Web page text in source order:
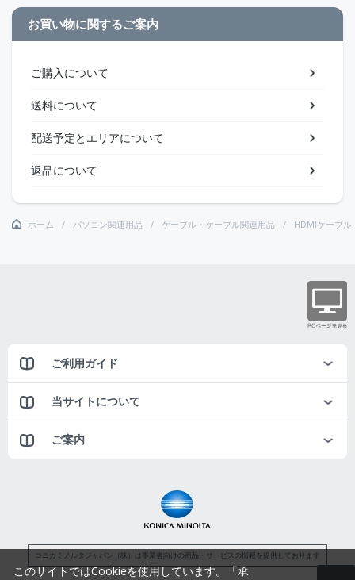
お買い物に関するご案内
ご購入について
送料について
配送予定とエリアについて
返品について
ホーム パソコン関連用品 ケーブル・ケーブル関連用品 HDMIケーブル
ご利用ガイド
当サイトについて
ご案内
コニカミノルタジャパン（株）は事業者向けの商品・サービスの情報を提供しております
このサイトではCookieを使用しています。「承